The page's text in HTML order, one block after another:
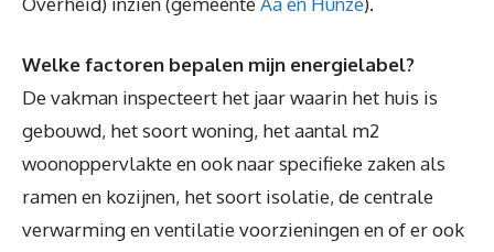
Welke factoren bepalen mijn energielabel?
De vakman inspecteert het jaar waarin het huis is
gebouwd, het soort woning, het aantal m2
woonoppervlakte en ook naar specifieke zaken als
ramen en kozijnen, het soort isolatie, de centrale
verwarming en ventilatie voorzieningen en of er ook